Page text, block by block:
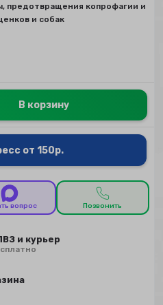
предотвращения копрофагии и
и собак
В корзину
от 150р.
вопрос Позвонить
и курьер